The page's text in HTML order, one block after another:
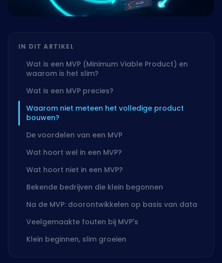
IN DIT ARTIKEL
Wat is een MVP (Minimum Viable Product) en
waarom is het slim?
Wat is een MVP precies?
Waarom niet meteen het volledige product
bouwen?
De voordelen van een MVP
Wat hoort wel in een MVP?
Wat hoort niet in een MVP?
Bekende bedrijven die klein begonnen
Na de MVP: doorontwikkelen op basis van data
Veelgemaakte fouten bij MVP's
Klein beginnen, slim groeien